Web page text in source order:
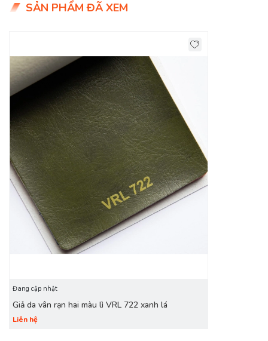
SẢN PHẨM ĐÃ XEM
Đang cập nhật
Giả da vân rạn hai màu lì VRL 722 xanh lá
Liên hệ